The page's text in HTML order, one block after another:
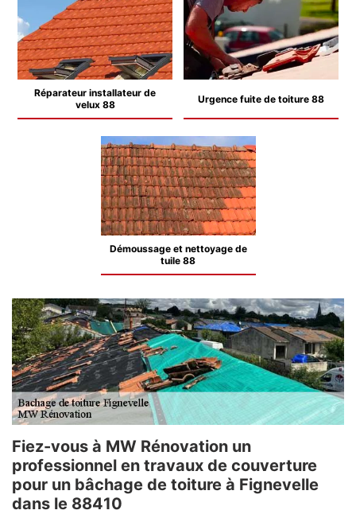
Réparateur installateur de
velux 88
Urgence fuite de toiture 88
Démoussage et nettoyage de
tuile 88
Fiez-vous à MW Rénovation un
professionnel en travaux de couverture
pour un bâchage de toiture à Fignevelle
dans le 88410